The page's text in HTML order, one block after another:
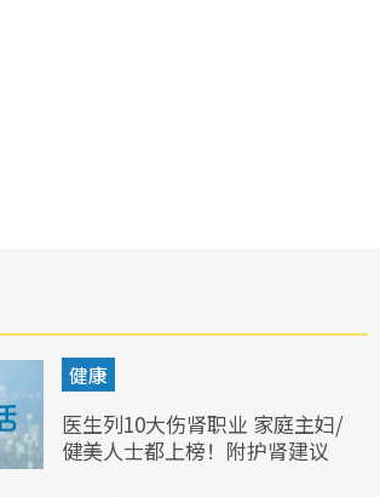
健康
医生列10大伤肾职业 家庭主妇/
健美人士都上榜！附护肾建议